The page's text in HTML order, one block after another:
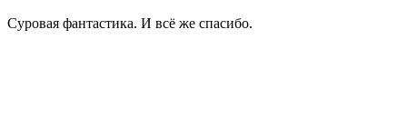
Суровая фантастика. И всё же спасибо.